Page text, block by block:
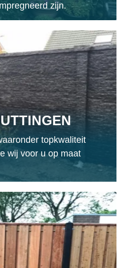
zijn.
topkwaliteit
wij voor u op maat